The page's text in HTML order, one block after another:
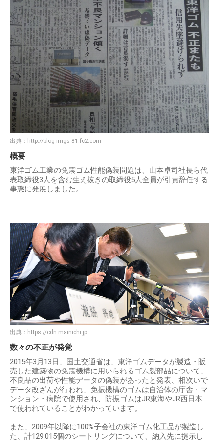
出典： http://blog-imgs-81.fc2.com
概要
東洋ゴム工業の免震ゴム性能偽装問題は、山本卓司社長ら代
表取締役3人を含む生え抜きの取締役5人全員が引責辞任する
事態に発展しました。
出典： https://cdn.mainichi.jp
数々の不正が発覚
2015年3月13日、国土交通省は、東洋ゴムデータが製造・販
売した建築物の免震機構に用いられるゴム製部品について、
不良品の出荷や性能データの偽装があったと発表、相次いで
データ改ざんが行われ、免振機構のゴムは自治体の庁舎・マ
ンション・病院で使用され、防振ゴムはJR東海やJR西日本
で使われていることがわかっています。
また、2009年以降に100%子会社の東洋ゴム化工品が製造し
た、計129,015個のシートリングについて、納入先に提示し